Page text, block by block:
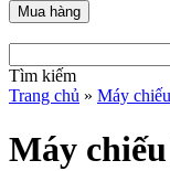
Tìm kiếm
Trang chủ » Máy
Máy